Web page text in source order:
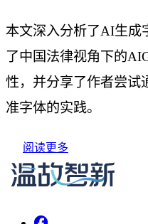
本文深入分析了AI生成
了中国法律视角下的
性，并分享了作者尝试
准字体的实践。
阅读更多